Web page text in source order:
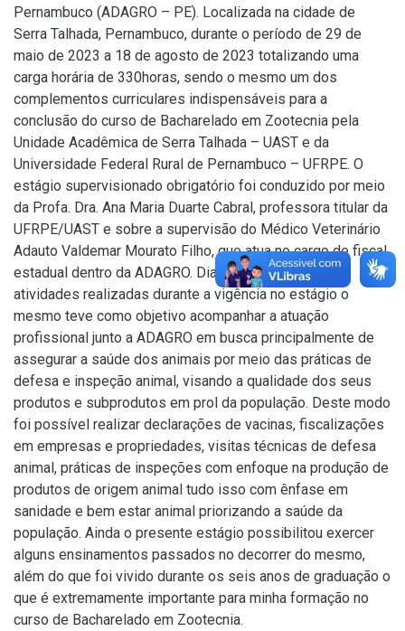
Pernambuco (ADAGRO – PE). Localizada na cidade de
Serra Talhada, Pernambuco, durante o período de 29 de
maio de 2023 a 18 de agosto de 2023 totalizando uma
carga horária de 330horas, sendo o mesmo um dos
complementos curriculares indispensáveis para a
conclusão do curso de Bacharelado em Zootecnia pela
Unidade Acadêmica de Serra Talhada – UAST e da
Universidade Federal Rural de Pernambuco – UFRPE. O
estágio supervisionado obrigatório foi conduzido por meio
da Profa. Dra. Ana Maria Duarte Cabral, professora titular da
UFRPE/UAST e sobre a supervisão do Médico Veterinário
Adauto Valdemar Mourato Filho, que atua no cargo de fiscal
estadual dentro da ADAGRO. Diante das inúmeras
atividades realizadas durante a vigência no estágio o
mesmo teve como objetivo acompanhar a atuação
profissional junto a ADAGRO em busca principalmente de
assegurar a saúde dos animais por meio das práticas de
defesa e inspeção animal, visando a qualidade dos seus
produtos e subprodutos em prol da população. Deste modo
foi possível realizar declarações de vacinas, fiscalizações
em empresas e propriedades, visitas técnicas de defesa
animal, práticas de inspeções com enfoque na produção de
produtos de origem animal tudo isso com ênfase em
sanidade e bem estar animal priorizando a saúde da
população. Ainda o presente estágio possibilitou exercer
alguns ensinamentos passados no decorrer do mesmo,
além do que foi vivido durante os seis anos de graduação o
que é extremamente importante para minha formação no
curso de Bacharelado em Zootecnia.